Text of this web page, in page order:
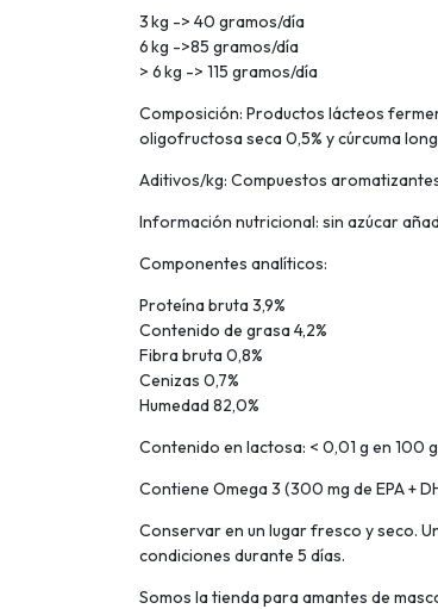
3 kg -> 40 gramos/día
6 kg ->85 gramos/día
> 6 kg -> 115 gramos/día
Composición: Productos lácteos
oligofructosa seca 0,5% y cúrcuma
Aditivos/kg: Compuestos
Información nutricional: sin azúcar
Componentes analíticos:
Proteína bruta 3,9%
Contenido de grasa 4,2%
Fibra bruta 0,8%
Cenizas 0,7%
Humedad 82,0%
Contenido en lactosa: < 0,01 g en 100 g
Contiene Omega 3 (300 mg de EPA +
Conservar en un lugar fresco y seco.
condiciones durante 5 días.
Somos la tienda para amantes de